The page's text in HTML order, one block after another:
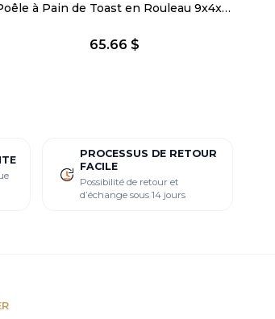
Poêle à Pain de Toast en Rouleau 9x4x22 cm
65.66 $
PROCESSUS DE RETOUR
FACILE
Possibilité de retour et
d’échange sous 14 jours